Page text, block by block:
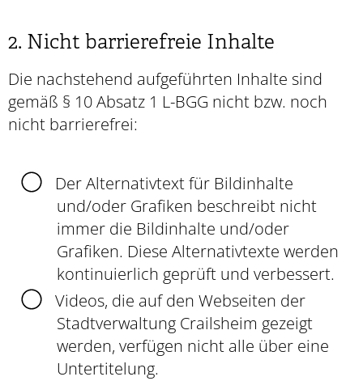
2. Nicht barrierefreie Inhalte
Die nachstehend aufgeführten Inhalte sind
gemäß § 10 Absatz 1 L-BGG nicht bzw. noch
nicht barrierefrei:
Der Alternativtext für Bildinhalte
und/oder Grafiken beschreibt nicht
immer die Bildinhalte und/oder
Grafiken. Diese Alternativtexte werden
kontinuierlich geprüft und verbessert.
Videos, die auf den Webseiten der
Stadtverwaltung Crailsheim gezeigt
werden, verfügen nicht alle über eine
Untertitelung.